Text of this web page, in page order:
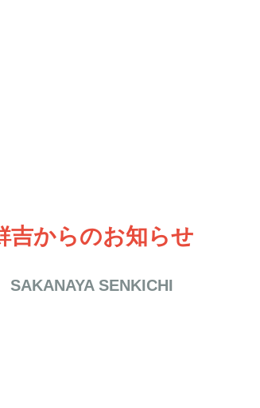
吉からのお知らせ
SAKANAYA SENKICHI